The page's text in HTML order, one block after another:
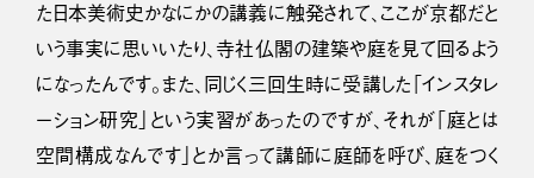
た日本美術史かなにかの講義に触発されて、ここが京都だと
いう事実に思いいたり、寺社仏閣の建築や庭を見て回るよう
になったんです。また、同じく三回生時に受講した「インスタレ
ーション研究」という実習があったのですが、それが「庭とは
空間構成なんです」とか言って講師に庭師を呼び、庭をつく